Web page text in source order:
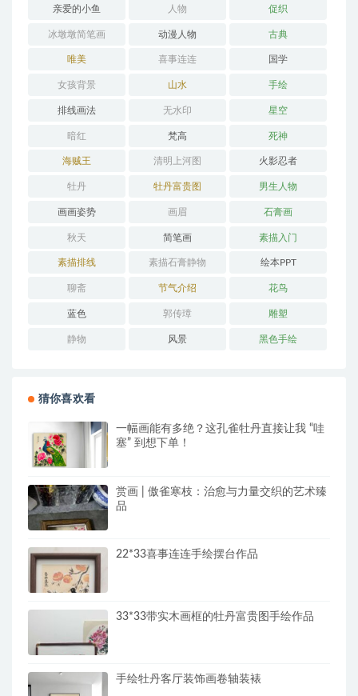
亲爱的小鱼 人物 促织
冰墩墩简笔画 动漫人物 古典
唯美 喜事连连 国学
女孩背景 山水 手绘
排线画法 无水印 星空
暗红 梵高 死神
海贼王 清明上河图 火影忍者
牡丹 牡丹富贵图 男生人物
画画姿势 画眉 石膏画
秋天 简笔画 素描入门
素描排线 素描石膏静物 绘本PPT
聊斋 节气介绍 花鸟
蓝色 郭传璋 雕塑
静物 风景 黑色手绘
猜你喜欢看
一幅画能有多绝？这孔雀牡丹直接让我 “哇
塞” 到想下单！
赏画 | 傲雀寒枝：治愈与力量交织的艺术臻
品
22*33喜事连连手绘摆台作品
33*33带实木画框的牡丹富贵图手绘作品
手绘牡丹客厅装饰画卷轴装裱